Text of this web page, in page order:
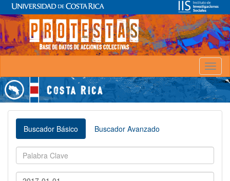
Buscador Básico Buscador Avanzado